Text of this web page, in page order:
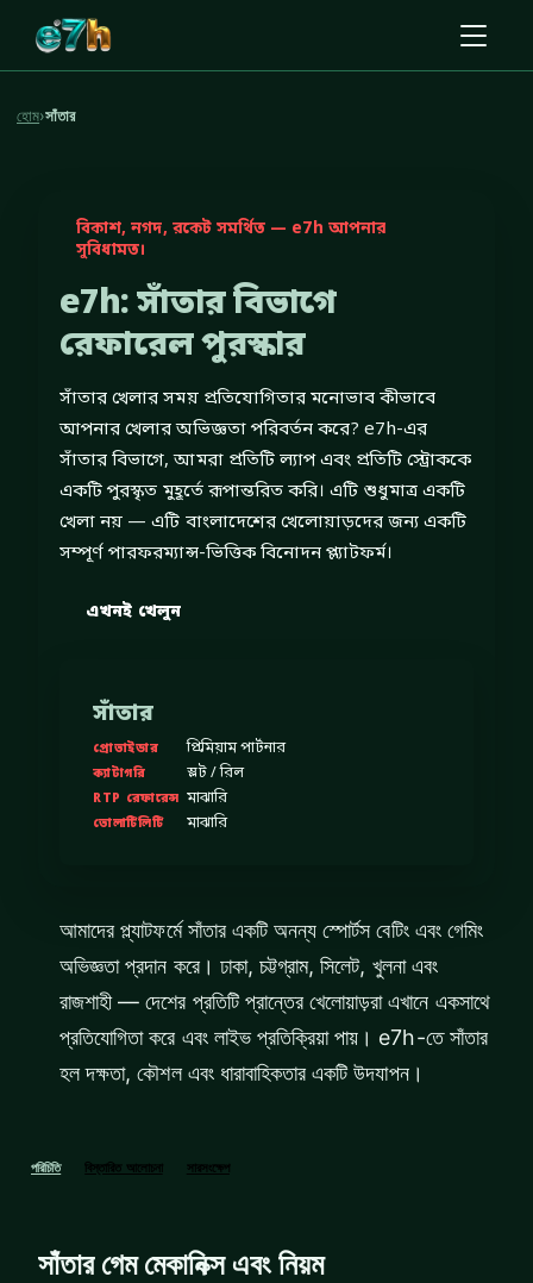
হোম›সাঁতার
বিকাশ, নগদ, রকেট সমর্থিত — e7h আপনার
সুবিধামত।
e7h: সাঁতার বিভাগে
রেফারেল পুরস্কার
সাঁতার খেলার সময় প্রতিযোগিতার মনোভাব কীভাবে
আপনার খেলার অভিজ্ঞতা পরিবর্তন করে? e7h-এর
সাঁতার বিভাগে, আমরা প্রতিটি ল্যাপ এবং প্রতিটি স্ট্রোককে
একটি পুরস্কৃত মুহূর্তে রূপান্তরিত করি। এটি শুধুমাত্র একটি
খেলা নয় — এটি বাংলাদেশের খেলোয়াড়দের জন্য একটি
সম্পূর্ণ পারফরম্যান্স-ভিত্তিক বিনোদন প্ল্যাটফর্ম।
এখনই খেলুন
সাঁতার
প্রোভাইডার প্রিমিয়াম পার্টনার
ক্যাটাগরি স্লট / রিল
RTP রেফারেন্স মাঝারি
ভোলাটিলিটি মাঝারি
আমাদের প্ল্যাটফর্মে সাঁতার একটি অনন্য স্পোর্টস বেটিং এবং গেমিং
অভিজ্ঞতা প্রদান করে। ঢাকা, চট্টগ্রাম, সিলেট, খুলনা এবং
রাজশাহী — দেশের প্রতিটি প্রান্তের খেলোয়াড়রা এখানে একসাথে
প্রতিযোগিতা করে এবং লাইভ প্রতিক্রিয়া পায়। e7h-তে সাঁতার
হল দক্ষতা, কৌশল এবং ধারাবাহিকতার একটি উদযাপন।
পরিচিতি বিস্তারিত আলোচনা সারসংক্ষেপ
সাঁতার গেম মেকানিক্স এবং নিয়ম